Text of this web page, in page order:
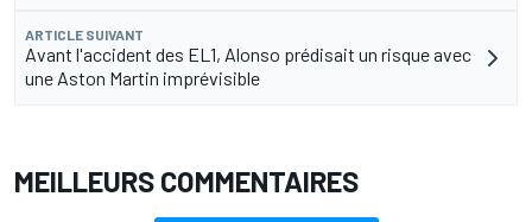
ARTICLE SUIVANT
Avant l'accident des EL1, Alonso prédisait un risque avec
une Aston Martin imprévisible
MEILLEURS COMMENTAIRES